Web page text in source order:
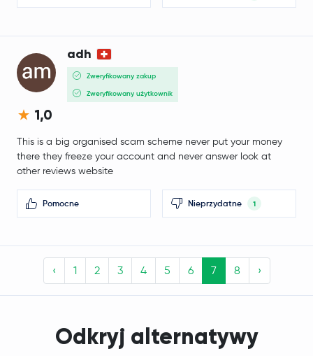
adh
Zweryfikowany zakup
Zweryfikowany użytkownik
1,0
This is a big organised scam scheme never put your money
there they freeze your account and never answer look at
other reviews website
Pomocne Nieprzydatne 1
‹ 1 2 3 4 5 6 7 8 ›
Odkryj alternatywy